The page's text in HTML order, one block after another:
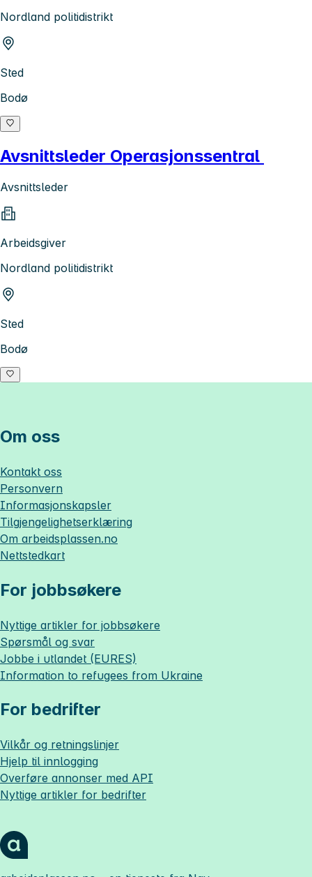
Nordland politidistrikt
Sted
Bodø
Avsnittsleder Operasjonssentral
Avsnittsleder
Arbeidsgiver
Nordland politidistrikt
Sted
Bodø
Om oss
Kontakt oss
Personvern
Informasjonskapsler
Tilgjengelighetserklæring
Om arbeidsplassen.no
Nettstedkart
For jobbsøkere
Nyttige artikler for jobbsøkere
Spørsmål og svar
Jobbe i utlandet (EURES)
Information to refugees from Ukraine
For bedrifter
Vilkår og retningslinjer
Hjelp til innlogging
Overføre annonser med API
Nyttige artikler for bedrifter